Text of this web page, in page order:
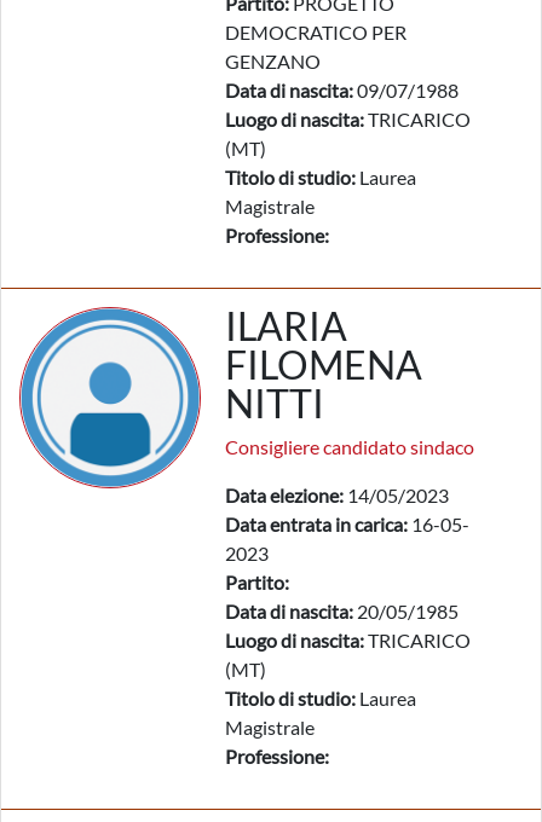
DEMOCRATICO PER
GENZANO
Data di nascita:09/07/1988
Luogo di nascita:TRICARICO
(MT)
Titolo di studio: Laurea
Magistrale
Professione:
ILARIA
FILOMENA
NITTI
Consigliere candidato sindaco
Data elezione: 14/05/2023
Data entrata in carica: 16-05-
2023
Partito:
Data di nascita: 20/05/1985
Luogo di nascita:TRICARICO
(MT)
Titolo di studio: Laurea
Magistrale
Professione: